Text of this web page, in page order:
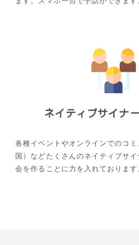
ネイティブサイナ
各種イベントやオンラインでのコ
国）などたくさんのネイティブサ
会を作ることに力を入れております